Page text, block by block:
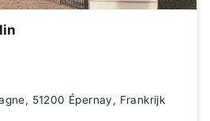
51200 Épernay, Frankrijk